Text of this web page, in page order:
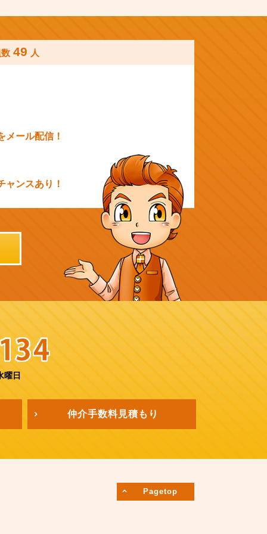
49 人
メール配信！
ャンスあり！
曜日
仲介手数料見積もり
Pagetop